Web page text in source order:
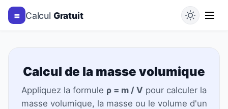
= Calcul Gratuit
Calcul de la masse volumique
Appliquez la formule ρ = m / V pour calculer la
masse volumique, la masse ou le volume d'un